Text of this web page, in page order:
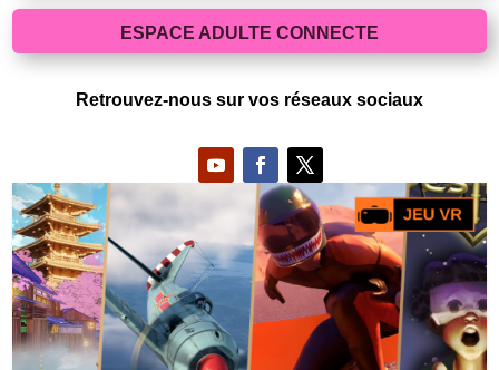
ESPACE ADULTE CONNECTE
Retrouvez-nous sur vos réseaux sociaux